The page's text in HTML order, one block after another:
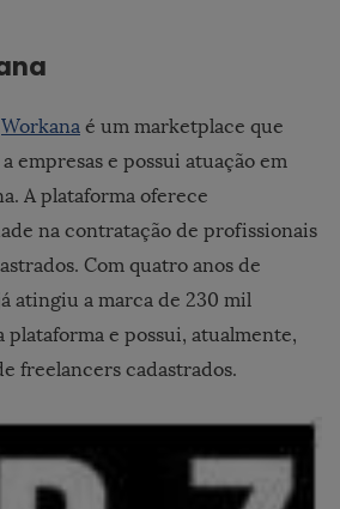
Workana é um marketplace que
empresas e possui atuação em
A plataforma oferece
na contratação de profissionais
Com quatro anos de
atingiu a marca de 230 mil
plataforma e possui, atualmente,
freelancers cadastrados.